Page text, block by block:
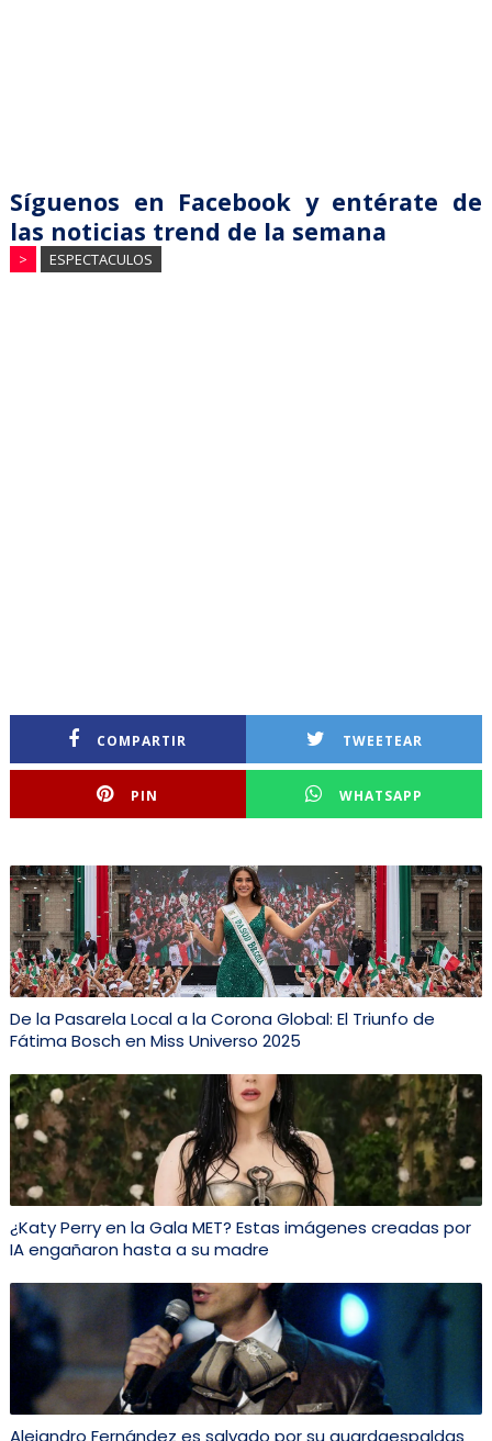
Síguenos en Facebook y entérate de
las noticias trend de la semana
> ESPECTACULOS
COMPARTIR TWEETEAR
PIN WHATSAPP
De la Pasarela Local a la Corona Global: El Triunfo de
Fátima Bosch en Miss Universo 2025
¿Katy Perry en la Gala MET? Estas imágenes creadas por
IA engañaron hasta a su madre
Alejandro Fernández es salvado por su guardaespaldas